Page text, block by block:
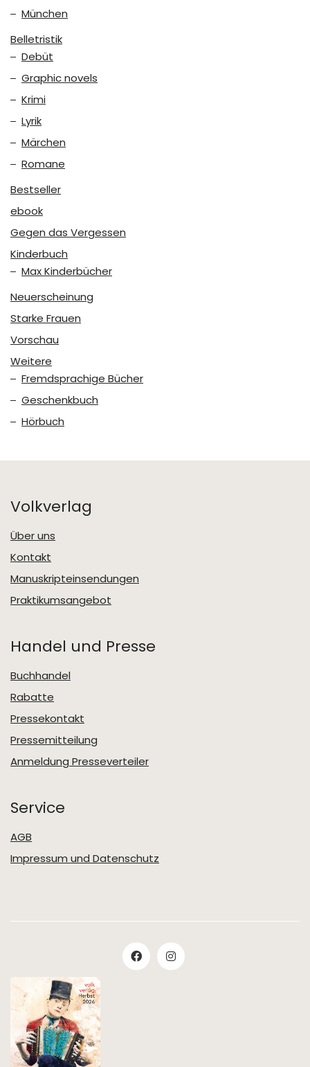
München
Belletristik
Debüt
Graphic novels
Krimi
Lyrik
Märchen
Romane
Bestseller
ebook
Gegen das Vergessen
Kinderbuch
Max Kinderbücher
Neuerscheinung
Starke Frauen
Vorschau
Weitere
Fremdsprachige Bücher
Geschenkbuch
Hörbuch
Volkverlag
Über uns
Kontakt
Manuskripteinsendungen
Praktikumsangebot
Handel und Presse
Buchhandel
Rabatte
Pressekontakt
Pressemitteilung
Anmeldung Presseverteiler
Service
AGB
Impressum und Datenschutz